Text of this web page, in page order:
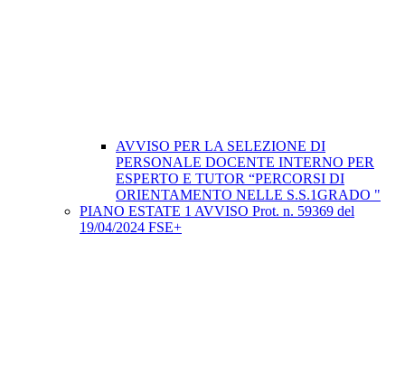
AVVISO PER LA SELEZIONE DI
PERSONALE DOCENTE INTERNO PER
ESPERTO E TUTOR “PERCORSI DI
ORIENTAMENTO NELLE S.S.1GRADO "
PIANO ESTATE 1 AVVISO Prot. n. 59369 del
19/04/2024 FSE+